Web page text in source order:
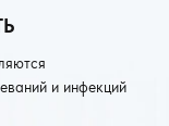
и инфекций